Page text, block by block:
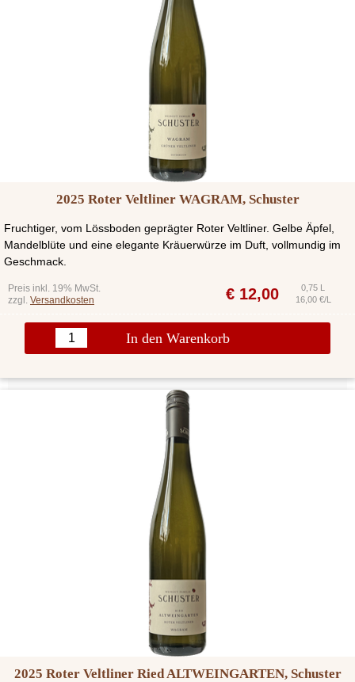
2025 Roter Veltliner WAGRAM, Schuster
Fruchtiger, vom Lössboden geprägter Roter Veltliner. Gelbe Äpfel,
Mandelblüte und eine elegante Kräuerwürze im Duft, vollmundig im
Geschmack.
Preis inkl. 19% MwSt.
zzgl. Versandkosten € 12,00
0,75 L
16,00 €/L
In den Warenkorb
2025 Roter Veltliner Ried ALTWEINGARTEN, Schuster